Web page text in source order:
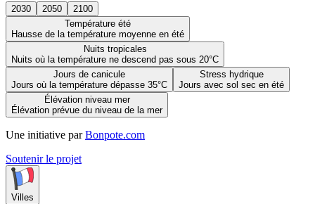
2030 2050
2100
Température été
Hausse de la température moyenne en été
Nuits tropicales
Nuits où la température ne descend pas sous 20°C
Jours de canicule
Jours où la température dépasse 35°C
Stress hydrique
Jours avec sol sec en été
Élévation niveau mer
Élévation prévue du niveau de la mer
Une initiative par Bonpote.com
Soutenir le projet
Villes